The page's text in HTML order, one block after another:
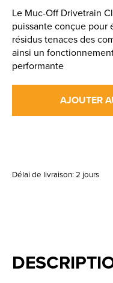
Le Muc-Off Drivetrain
puissante conçue pour
résidus tenaces des
ainsi un
performante
AJOUTER
Délai de livraison: 2 jours